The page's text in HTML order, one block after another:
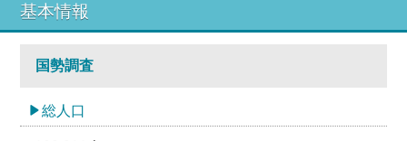
基本情報
国勢調査
総人口